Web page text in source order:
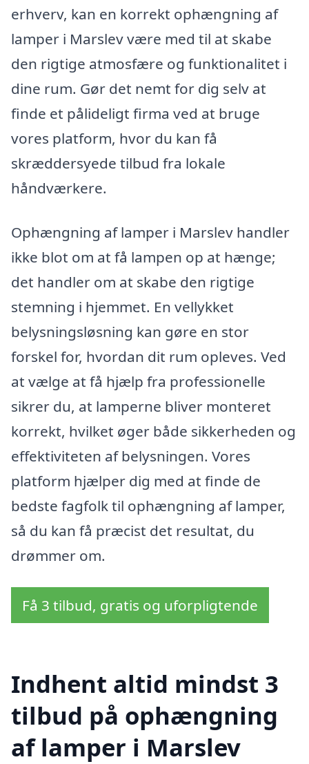
erhverv, kan en korrekt ophængning af
lamper i Marslev være med til at skabe
den rigtige atmosfære og funktionalitet i
dine rum. Gør det nemt for dig selv at
finde et pålideligt firma ved at bruge
vores platform, hvor du kan få
skræddersyede tilbud fra lokale
håndværkere.
Ophængning af lamper i Marslev handler
ikke blot om at få lampen op at hænge;
det handler om at skabe den rigtige
stemning i hjemmet. En vellykket
belysningsløsning kan gøre en stor
forskel for, hvordan dit rum opleves. Ved
at vælge at få hjælp fra professionelle
sikrer du, at lamperne bliver monteret
korrekt, hvilket øger både sikkerheden og
effektiviteten af belysningen. Vores
platform hjælper dig med at finde de
bedste fagfolk til ophængning af lamper,
så du kan få præcist det resultat, du
drømmer om.
Få 3 tilbud, gratis og uforpligtende
Indhent altid mindst 3
tilbud på ophængning
af lamper i Marslev